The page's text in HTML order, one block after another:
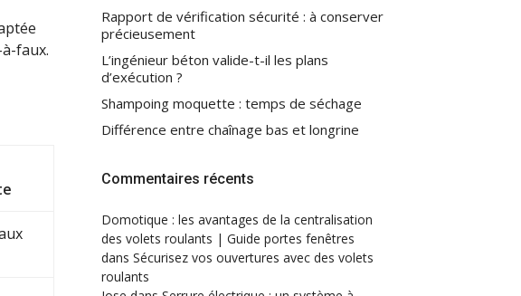
faux.
Rapport de vérification sécurité : à conserver
précieusement
L’ingénieur béton valide-t-il les plans
d’exécution ?
Shampoing moquette : temps de séchage
Différence entre chaînage bas et longrine
Commentaires récents
Domotique : les avantages de la centralisation
des volets roulants | Guide portes fenêtres
dans Sécurisez vos ouvertures avec des volets
roulants